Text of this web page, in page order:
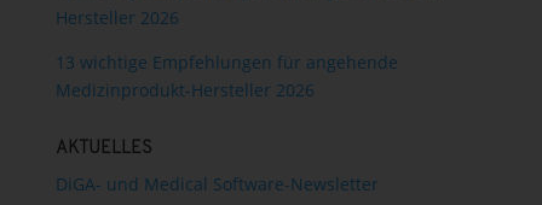
Hersteller 2026
13 wichtige Empfehlungen für angehende
Medizinprodukt-Hersteller 2026
AKTUELLES
DiGA- und Medical Software-Newsletter